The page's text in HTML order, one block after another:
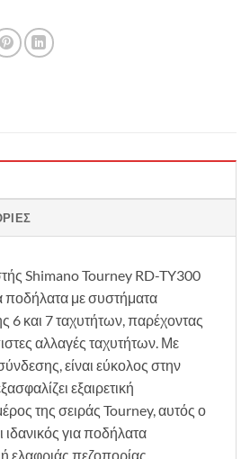
Shimano Tourney RD-TY300
ποδήλατα με συστήματα
6 και 7 ταχυτήτων, παρέχοντας
αλλαγές ταχυτήτων. Με
είναι εύκολος στην
εξαιρετική
της σειράς Tourney, αυτός ο
ιδανικός για ποδήλατα
ελαφριάς πεζοπορίας,